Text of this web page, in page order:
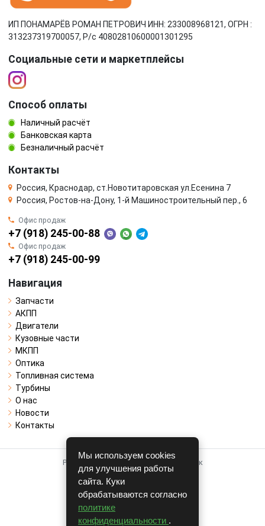
ИП ПОНАМАРЁВ РОМАН ПЕТРОВИЧ ИНН: 233008968121, ОГРН :
313237319700057, Р/c 40802810600001301295
Социальные сети и маркетплейсы
Способ оплаты
Наличный расчёт
Банковская карта
Безналичный расчёт
Контакты
Россия, Краснодар, ст.Новотитаровская ул.Есенина 7
Россия, Ростов-на-Дону, 1-й Машиностроительный пер., 6
Офис продаж
+7 (918) 245-00-88
Офис продаж
+7 (918) 245-00-99
Навигация
Запчасти
АКПП
Двигатели
Кузовные части
МКПП
Оптика
Топливная система
Турбины
О нас
Новости
Контакты
Работает на системе для авторазборок
CARRO.БИЗНЕС
Полная версия
© COPYRIGHT 2026 г.
v1.1.24
Мы используем cookies
для улучшения работы
сайта. Куки
обрабатываются согласно
политике
конфиденциальности .